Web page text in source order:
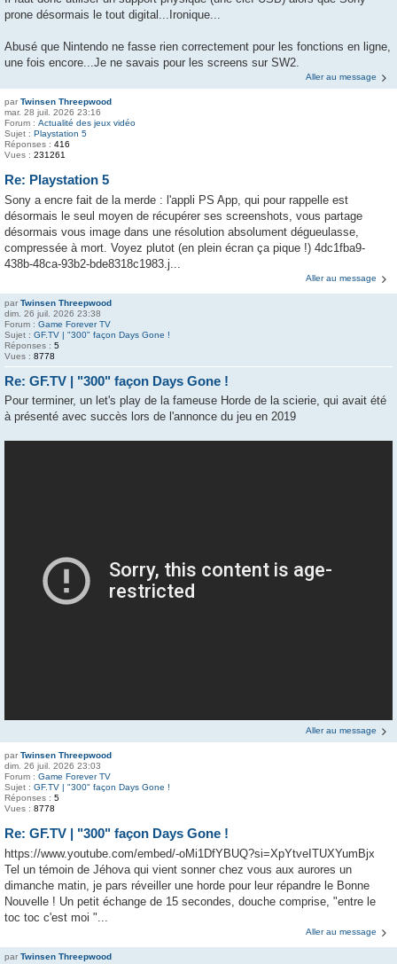
prone désormais le tout digital...Ironique...
Abusé que Nintendo ne fasse rien correctement pour les fonctions en ligne,
une fois encore...Je ne savais pour les screens sur SW2.
Aller au message
par Twinsen Threepwood
mar. 28 juil. 2026 23:16
Forum : Actualité des jeux vidéo
Sujet : Playstation 5
Réponses : 416
Vues : 231261
Re: Playstation 5
Sony a encre fait de la merde : l'appli PS App, qui pour rappelle est
désormais le seul moyen de récupérer ses screenshots, vous partage
désormais vous image dans une résolution absolument dégueulasse,
compressée à mort. Voyez plutot (en plein écran ça pique !) 4dc1fba9-
438b-48ca-93b2-bde8318c1983.j...
Aller au message
par Twinsen Threepwood
dim. 26 juil. 2026 23:38
Forum : Game Forever TV
Sujet : GF.TV | "300" façon Days Gone !
Réponses : 5
Vues : 8778
Re: GF.TV | "300" façon Days Gone !
Pour terminer, un let's play de la fameuse Horde de la scierie, qui avait été
à présenté avec succès lors de l'annonce du jeu en 2019
Aller au message
par Twinsen Threepwood
dim. 26 juil. 2026 23:03
Forum : Game Forever TV
Sujet : GF.TV | "300" façon Days Gone !
Réponses : 5
Vues : 8778
Re: GF.TV | "300" façon Days Gone !
https://www.youtube.com/embed/-oMi1DfYBUQ?si=XpYtveITUXYumBjx
Tel un témoin de Jéhova qui vient sonner chez vous aux aurores un
dimanche matin, je pars réveiller une horde pour leur répandre le Bonne
Nouvelle ! Un petit échange de 15 secondes, douche comprise, "entre le
toc toc c'est moi "...
Aller au message
par Twinsen Threepwood